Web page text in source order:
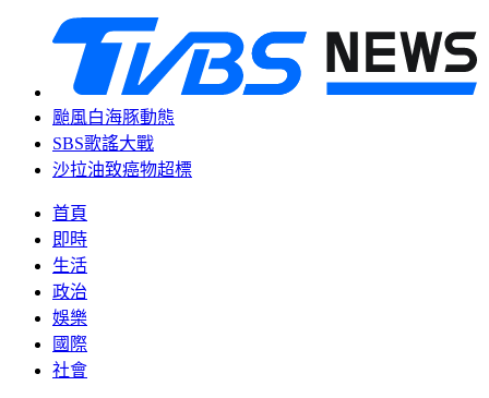
颱風白海豚動態
SBS歌謠大戰
沙拉油致癌物超標
首頁
即時
生活
政治
娛樂
國際
社會